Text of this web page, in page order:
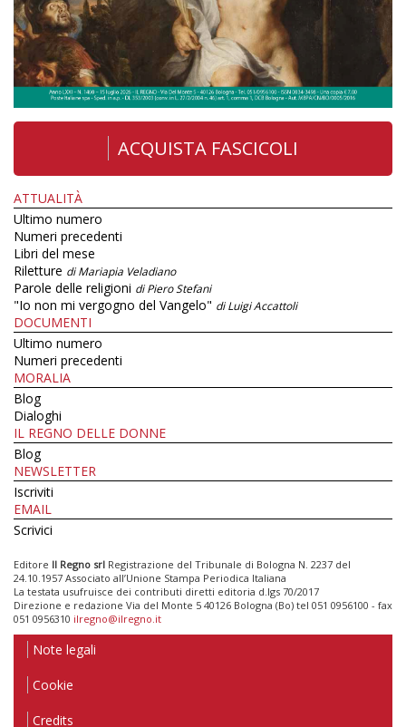
ACQUISTA FASCICOLI
ATTUALITÀ
Ultimo numero
Numeri precedenti
Libri del mese
Riletture di Mariapia Veladiano
Parole delle religioni di Piero Stefani
"Io non mi vergogno del Vangelo" di Luigi Accattoli
DOCUMENTI
Ultimo numero
Numeri precedenti
MORALIA
Blog
Dialoghi
IL REGNO DELLE DONNE
Blog
NEWSLETTER
Iscriviti
EMAIL
Scrivici
Editore Il Regno srl Registrazione del Tribunale di Bologna N. 2237 del
24.10.1957 Associato all’Unione Stampa Periodica Italiana
La testata usufruisce dei contributi diretti editoria d.lgs 70/2017
Direzione e redazione Via del Monte 5 40126 Bologna (Bo) tel 051 0956100 - fax
051 0956310 ilregno@ilregno.it
Note legali
Cookie
Credits